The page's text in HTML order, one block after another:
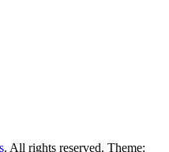
. All rights reserved. Theme: